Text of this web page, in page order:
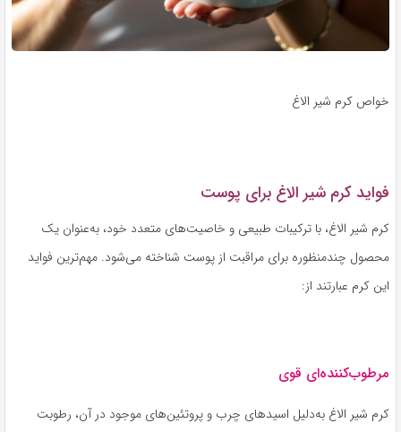
خواص کرم شیر الاغ
فواید کرم شیر الاغ برای پوست
کرم شیر الاغ، با ترکیبات طبیعی و خاصیت‌های متعدد خود، به‌عنوان یک
محصول چندمنظوره برای مراقبت از پوست شناخته می‌شود. مهم‌ترین فواید
این کرم عبارتند از:
مرطوب‌کننده‌ای قوی
کرم شیر الاغ به‌دلیل اسیدهای چرب و پروتئین‌های موجود در آن، رطوبت